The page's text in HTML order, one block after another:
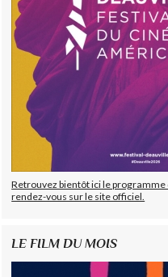
Retrouvez bientôt ici le
rendez-vous sur le site officiel.
LE FILM DU MOIS